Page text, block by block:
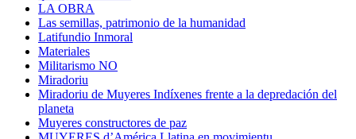
LA OBRA
Las semillas, patrimonio de la humanidad
Latifundio Inmoral
Materiales
Militarismo NO
Miradoriu
Miradoriu de Muyeres Indíxenes frente a la depredación del
planeta
Muyeres constructores de paz